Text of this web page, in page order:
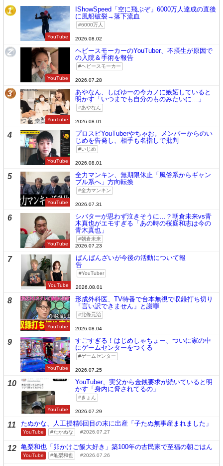
1
YouTube
IShowSpeed「空に飛ぶぞ」6000万人達成の直後
に風船破裂→落下流血
6000万人
2026.08.02
2
YouTube
ヘビースモーカーのYouTuber、不摂生が原因で
の入院＆手術を報告
ヘビースモーカー
2026.07.28
3
YouTube
あやなん、しばゆーの今カノに嫉妬していると
明かす「いつまでも自分のものみたいに…」
あやなん
2026.08.01
4
YouTube
プロスピYouTuberやちゃお。メンバーからのい
じめを告発し、相手も名指しで批判
いじめ
2026.08.01
5
YouTube
全力マンキン、無期限休止「風俗系からギャン
ブル系へ」方向転換
全力マンキン
2026.07.31
6
YouTube
シバターが思わず泣きそうに…？朝倉未来vs青
木真也がエモすぎる「あの時の桜庭和志は今の
青木真也」
朝倉未来
2026.07.23
7
YouTube
ばんばんざいが今後の活動について報
告
YouTuber
2026.08.01
8
YouTube
形成外科医、TV特番で台本無視で収録打ち切り
「言い訳できません」と謝罪
北條元治
2026.08.04
9
YouTube
すごすぎる！はじめしゃちょー、ついに家の中
にゲームセンターをつくる
ゲームセンター
2026.07.25
10
YouTube
YouTuber、実父から金銭要求が続いていると明
かす「身内に脅されてるの」
きょん
2026.07.29
11 たぬかな、人工授精6回目の末に出産「子たぬ無事産まれました」
YouTube たかぬな 2026.07.27
12 亀梨和也「卵かけご飯大好き」築100年の古民家で至福の朝ごはん
YouTube 亀梨和也 2026.07.26